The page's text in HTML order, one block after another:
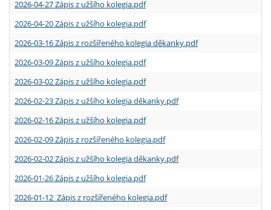
2026-04-27 Zápis z užšího kolegia.pdf
2026-04-20 Zápis z užšího kolegia.pdf
2026-03-16 Zápis z rozšířeného kolegia děkanky.pdf
2026-03-09 Zápis z užšího kolegia.pdf
2026-03-02 Zápis z užšího kolegia.pdf
2026-02-23 Zápis z užšího kolegia děkanky.pdf
2026-02-16 Zápis z užšího kolegia.pdf
2026-02-09 Zápis z rozšířeného kolegia.pdf
2026-02-02 Zápis z užšího kolegia děkanky.pdf
2026-01-26 Zápis z užšího kolegia.pdf
2026-01-12 Zápis z rozšířeného kolegia.pdf